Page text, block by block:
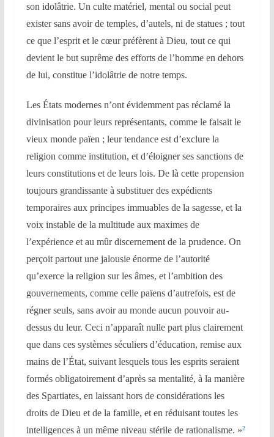
son idolâtrie. Un culte matériel, mental ou social peut
exister sans avoir de temples, d’autels, ni de statues ; tout
ce que l’esprit et le cœur préfèrent à Dieu, tout ce qui
devient le but suprême des efforts de l’homme en dehors
de lui, constitue l’idolâtrie de notre temps.
Les États modernes n’ont évidemment pas réclamé la
divinisation pour leurs représentants, comme le faisait le
vieux monde païen ; leur tendance est d’exclure la
religion comme institution, et d’éloigner ses sanctions de
leurs constitutions et de leurs lois. De là cette propension
toujours grandissante à substituer des expédients
temporaires aux principes immuables de la sagesse, et la
voix instable de la multitude aux maximes de
l’expérience et au mûr discernement de la prudence. On
perçoit partout une jalousie énorme de l’autorité
qu’exerce la religion sur les âmes, et l’ambition des
gouvernements, comme celle païens d’autrefois, est de
régner seuls, sans avoir au monde aucun pouvoir au-
dessus du leur. Ceci n’apparaît nulle part plus clairement
que dans ces systèmes séculiers d’éducation, remise aux
mains de l’État, suivant lesquels tous les esprits seraient
formés obligatoirement d’après sa mentalité, à la manière
des Spartiates, en laissant hors de considérations les
droits de Dieu et de la famille, et en réduisant toutes les
intelligences à un même niveau stérile de rationalisme. »2